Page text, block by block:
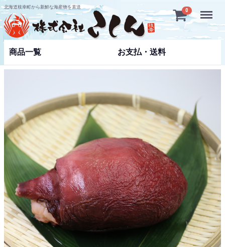
北海道枝幸町から新鮮な海産物を直送
0
商品一覧 お支払・送料
Menu